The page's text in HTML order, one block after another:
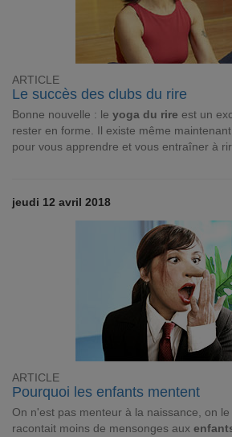
ARTICLE
Le succès des clubs du rire
Bonne nouvelle : le yoga du rire est un
rester en forme. Il existe même
pour vous apprendre et vous entraîner à
jeudi 12 avril 2018
ARTICLE
Pourquoi les enfants mentent
On n'est pas menteur à la naissance, on
racontait moins de mensonges aux